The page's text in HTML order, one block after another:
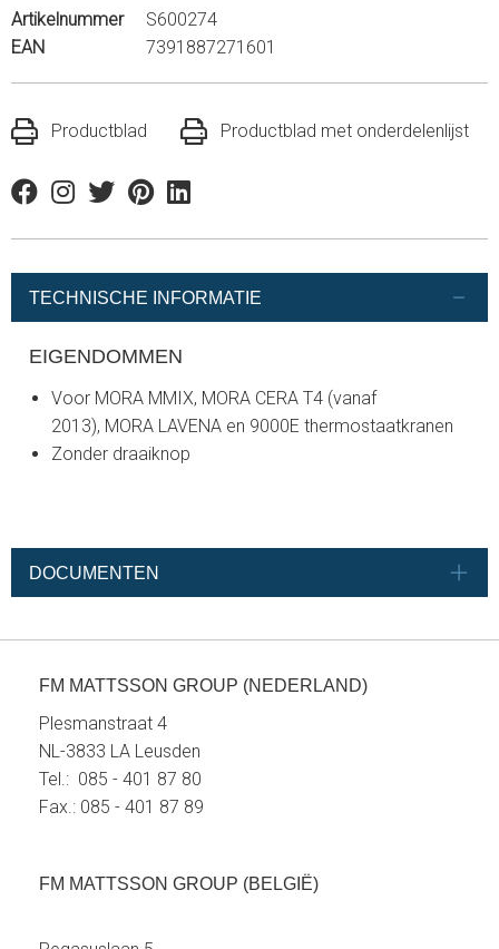
Artikelnummer
S600274
EAN
7391887271601
Productblad Productblad met onderdelenlijst
FacebookInstagram
TwitterPinterestLinkedin
TECHNISCHE INFORMATIE
EIGENDOMMEN
Voor MORA MMIX, MORA CERA T4 (vanaf
2013), MORA LAVENA en 9000E thermostaatkranen
Zonder draaiknop
DOCUMENTEN
FM MATTSSON GROUP (NEDERLAND)
Plesmanstraat 4
NL-3833 LA Leusden
Tel.: 085 - 401 87 80
Fax.: 085 - 401 87 89
FM MATTSSON GROUP (BELGIË)